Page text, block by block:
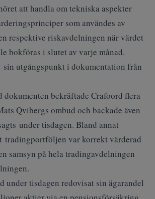
att handla om tekniska aspekter
som användes av
respektive riskavdelningen när värdet
bokföras i slutet av varje månad.
utgångspunkt i dokumentation från
dokumenten bekräftade Crafoord flera
Qvibergs ombud och backade även
under tisdagen. Bland annat
tradingportföljen var korrekt värderad
samsyn på hela tradingavdelningen
under tisdagen redovisat sin ägarandel